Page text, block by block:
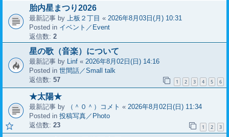
胎内星まつり2026
最新記事 by 上板２丁目 « 2026年8月03日(月) 10:31
Posted in イベント／Event
返信数: 2
星の歌（音楽）について
最新記事 by Linf « 2026年8月02日(日) 14:16
Posted in 世間話／Small talk
返信数: 57 1 2 3 4 5 6
★太陽★
最新記事 by （＾０＾）コメト « 2026年8月02日(日) 11:34
Posted in 投稿写真／Photo
返信数: 23 1 2 3